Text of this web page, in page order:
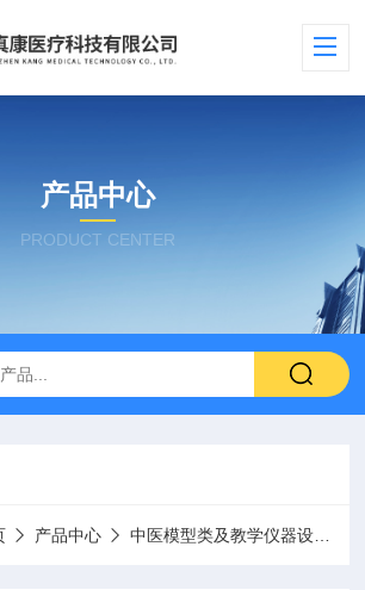
产品中心
PRODUCT CENTER
产品中心 中医模型类及教学仪器设备系列